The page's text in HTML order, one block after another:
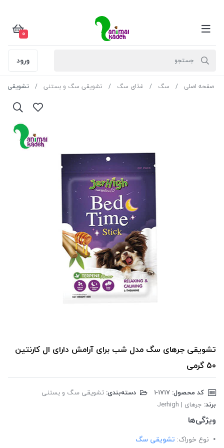
0
ورود
صفحه اصلی سگ غذای سگ تشویقی سگ و بستنی تشویقی
تشویقی جرهای سگ مدل شب برای آرامش دارای ال کارنتین
50 گرمی
کد محصول: دسته‌بندی: تشویقی سگ و بستنی
برند: جرهای | Jerhigh
ویژگی‌ها
نوع خوراک: تشویقی سگ